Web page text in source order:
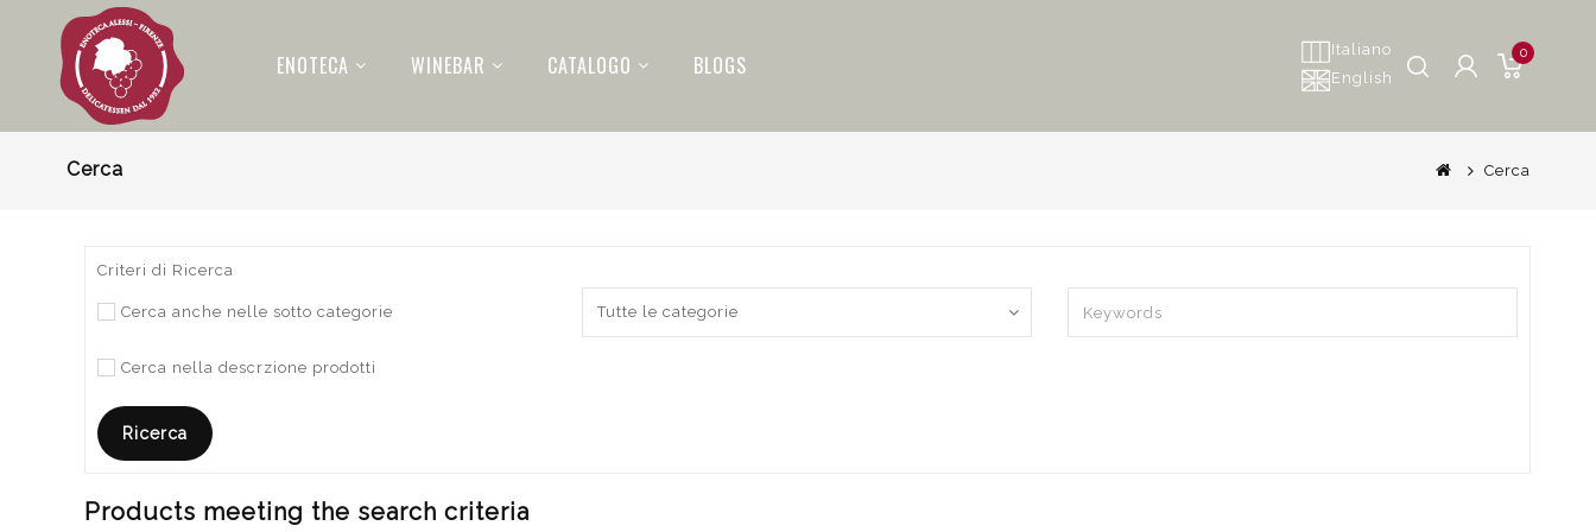
ENOTECA WINEBAR CATALOGO BLOGS
Italiano
English
0
Cerca Cerca
Criteri di Ricerca
Cerca anche nelle sotto categorie
Cerca nella descrzione prodotti
Products meeting the search criteria